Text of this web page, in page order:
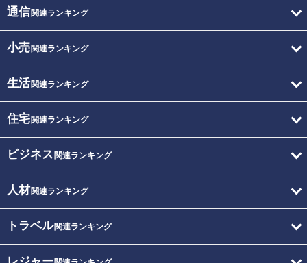
通信関連ランキング
小売関連ランキング
生活関連ランキング
住宅関連ランキング
ビジネス 関連ランキング
人材関連ランキング
トラベル関連ランキング